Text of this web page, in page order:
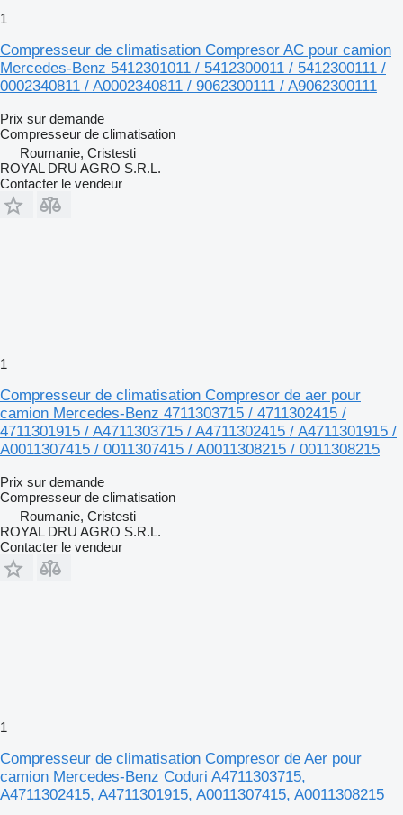
1
Compresseur de climatisation Compresor AC pour camion
Mercedes-Benz 5412301011 / 5412300011 / 5412300111 /
0002340811 / A0002340811 / 9062300111 / A9062300111
Prix sur demande
Compresseur de climatisation
Roumanie, Cristesti
ROYAL DRU AGRO S.R.L.
Contacter le vendeur
1
Compresseur de climatisation Compresor de aer pour
camion Mercedes-Benz 4711303715 / 4711302415 /
4711301915 / A4711303715 / A4711302415 / A4711301915 /
A0011307415 / 0011307415 / A0011308215 / 0011308215
Prix sur demande
Compresseur de climatisation
Roumanie, Cristesti
ROYAL DRU AGRO S.R.L.
Contacter le vendeur
1
Compresseur de climatisation Compresor de Aer pour
camion Mercedes-Benz Coduri A4711303715,
A4711302415, A4711301915, A0011307415, A0011308215